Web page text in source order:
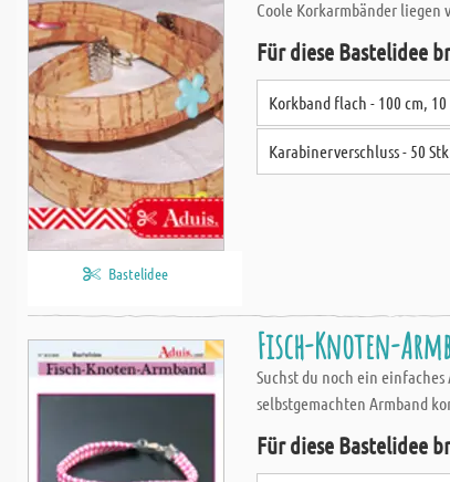
Bastelidee
Coole Korkarmbänder liegen
Für diese Bastelidee
Korkband flach - 100 cm, 10
Karabinerverschluss - 50
Fisch-Knoten-
Suchst du noch ein
selbstgemachten Armband
Für diese Bastelidee